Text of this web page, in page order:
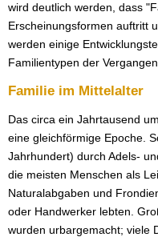
wird deutlich werden, dass
Erscheinungsformen auftritt
werden einige
Familientypen der
Familie im Mittelalter
Das circa ein Jahrtausend
eine gleichförmige Epoche.
Jahrhundert) durch Adels-
die meisten Menschen als
Naturalabgaben und
oder Handwerker lebten.
wurden urbargemacht; viele